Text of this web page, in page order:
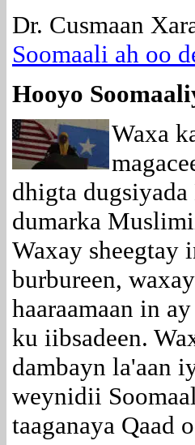
Dr. Cusmaan
Soomaali ah oo
Hooyo
Waxa
dhigta dugsiyada
dumarka
Waxay sheegtay
burbureen,
haaraamaan in
ku iibsadeen.
dambayn la'aan
weynidii
taaganaya